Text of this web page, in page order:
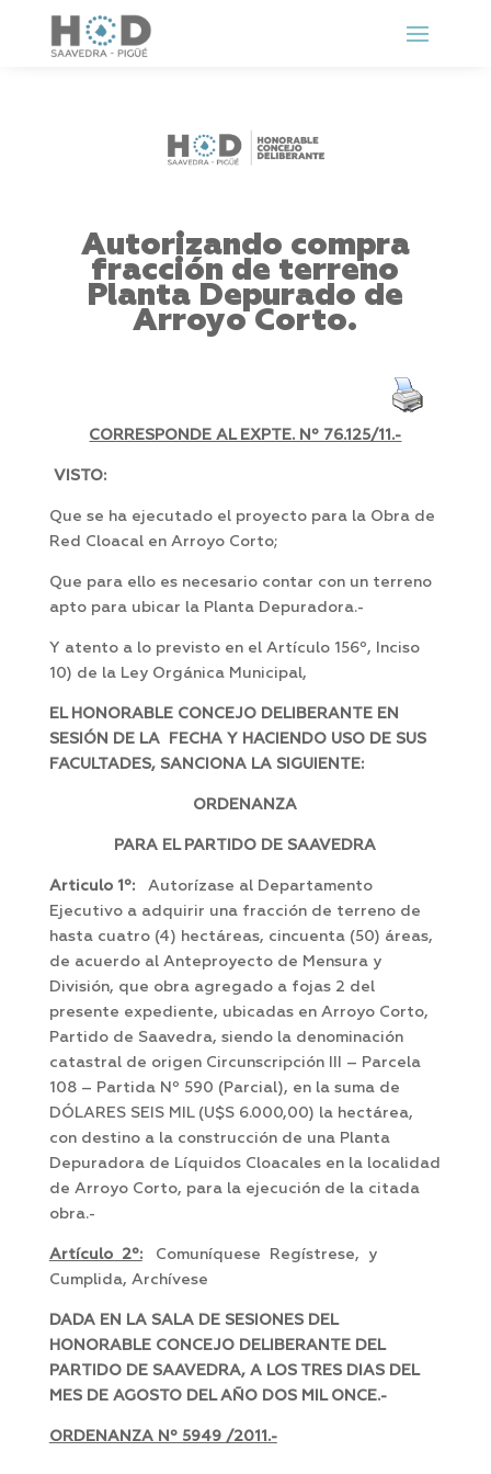
Autorizando compra
fracción de terreno
Planta Depurado de
Arroyo Corto.
CORRESPONDE AL EXPTE. Nº 76.125/11.-
VISTO:
Que se ha ejecutado el proyecto para la Obra de
Red Cloacal en Arroyo Corto;
Que para ello es necesario contar con un terreno
apto para ubicar la Planta Depuradora.-
Y atento a lo previsto en el Artículo 156º, Inciso
10) de la Ley Orgánica Municipal,
EL HONORABLE CONCEJO DELIBERANTE EN
SESIÓN DE LA FECHA Y HACIENDO USO DE SUS
FACULTADES, SANCIONA LA SIGUIENTE:
ORDENANZA
PARA EL PARTIDO DE SAAVEDRA
Articulo 1º:Autorízase al Departamento
Ejecutivo a adquirir una fracción de terreno de
hasta cuatro (4) hectáreas, cincuenta (50) áreas,
de acuerdo al Anteproyecto de Mensura y
División, que obra agregado a fojas 2 del
presente expediente, ubicadas en Arroyo Corto,
Partido de Saavedra, siendo la denominación
catastral de origen Circunscripción III – Parcela
108 – Partida Nº 590 (Parcial), en la suma de
DÓLARES SEIS MIL (U$S 6.000,00) la hectárea,
con destino a la construcción de una Planta
Depuradora de Líquidos Cloacales en la localidad
de Arroyo Corto, para la ejecución de la citada
obra.-
Artículo 2º:Comuníquese Regístrese, y
Cumplida, Archívese
DADA EN LA SALA DE SESIONES DEL
HONORABLE CONCEJO DELIBERANTE DEL
PARTIDO DE SAAVEDRA, A LOS TRES DIAS DEL
MES DE AGOSTO DEL AÑO DOS MIL ONCE.-
ORDENANZA Nº 5949 /2011.-